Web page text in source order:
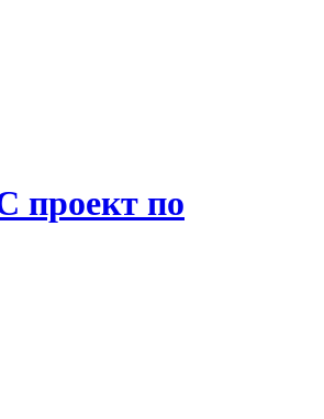
проект по